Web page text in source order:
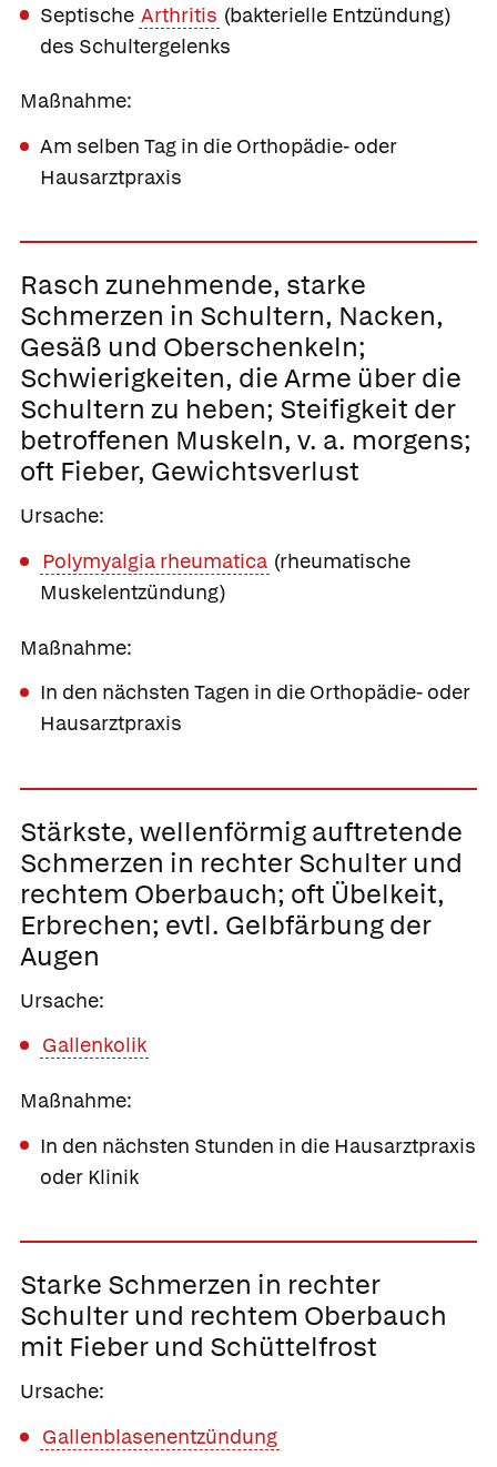
Septische Arthritis (bakterielle Entzündung)
des Schultergelenks
Maßnahme:
Am selben Tag in die Orthopädie- oder
Hausarztpraxis
Rasch zunehmende, starke
Schmerzen in Schultern, Nacken,
Gesäß und Oberschenkeln;
Schwierigkeiten, die Arme über die
Schultern zu heben; Steifigkeit der
betroffenen Muskeln, v. a. morgens;
oft Fieber, Gewichtsverlust
Ursache:
Polymyalgia rheumatica (rheumatische
Muskelentzündung)
Maßnahme:
In den nächsten Tagen in die Orthopädie- oder
Hausarztpraxis
Stärkste, wellenförmig auftretende
Schmerzen in rechter Schulter und
rechtem Oberbauch; oft Übelkeit,
Erbrechen; evtl. Gelbfärbung der
Augen
Ursache:
Gallenkolik
Maßnahme:
In den nächsten Stunden in die Hausarztpraxis
oder Klinik
Starke Schmerzen in rechter
Schulter und rechtem Oberbauch
mit Fieber und Schüttelfrost
Ursache:
Gallenblasenentzündung